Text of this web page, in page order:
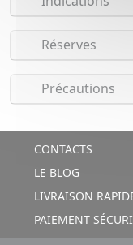
Réserves
Précautions
CONTACTS
LE BLOG
LIVRAISON
PAIEMENT